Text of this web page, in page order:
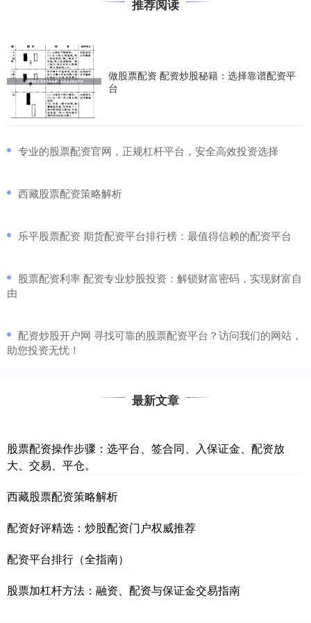
推荐阅读
做股票配资 配资炒股秘籍：选择靠谱配资平
台
​专业的股票配资官网，正规杠杆平台，安全高效投资选择
​西藏股票配资策略解析
​乐平股票配资 期货配资平台排行榜：最值得信赖的配资平台
​股票配资利率 配资专业炒股投资：解锁财富密码，实现财富自
由
​配资炒股开户网 寻找可靠的股票配资平台？访问我们的网站，
助您投资无忧！
最新文章
股票配资操作步骤：选平台、签合同、入保证金、配资放
大、交易、平仓。
西藏股票配资策略解析
配资好评精选：炒股配资门户权威推荐
配资平台排行（全指南）
股票加杠杆方法：融资、配资与保证金交易指南